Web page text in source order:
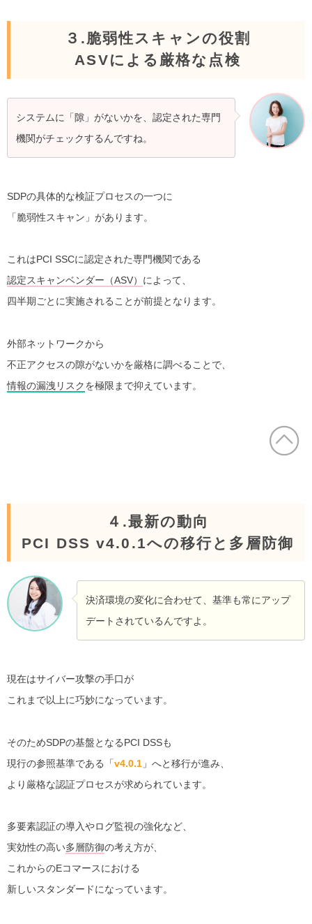
３.脆弱性スキャンの役割
ASVによる厳格な点検
システムに「隙」がないかを、認定された専門
機関がチェックするんですね。
SDPの具体的な検証プロセスの一つに
「脆弱性スキャン」があります。
これはPCI SSCに認定された専門機関である
認定スキャンベンダー（ASV） によって、
四半期ごとに実施されることが前提となります。
外部ネットワークから
不正アクセスの隙がないかを厳格に調べることで、
情報の漏洩リスクを極限まで抑えています。
４.最新の動向
PCI DSS v4.0.1への移行と多層防御
決済環境の変化に合わせて、基準も常にアップ
デートされているんですよ。
現在はサイバー攻撃の手口が
これまで以上に巧妙になっています。
そのためSDPの基盤となるPCI DSSも
現行の参照基準である「v4.0.1 」へと移行が進み、
より厳格な認証プロセスが求められています。
多要素認証の導入やログ監視の強化など、
実効性の高い多層防御の考え方が、
これからのEコマースにおける
新しいスタンダードになっています。